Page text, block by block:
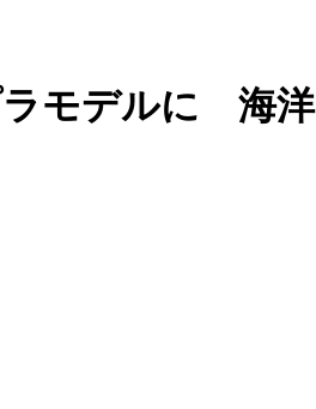
ラモデルに 海洋